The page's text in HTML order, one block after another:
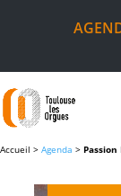
Accueil > Agenda > Passion